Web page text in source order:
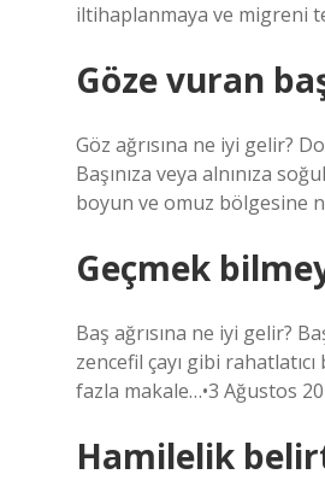
iltihaplanmaya ve migreni
Göze vuran
Göz ağrısına ne iyi gelir?
Başınıza veya alnınıza
boyun ve omuz bölgesine
Geçmek
Baş ağrısına ne iyi gelir?
zencefil çayı gibi
fazla makale…•3 Ağustos
Hamilelik